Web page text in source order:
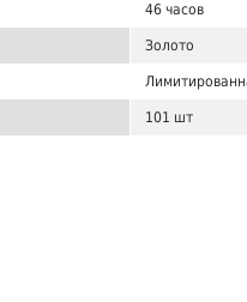
46 часов
Золото
101 шт